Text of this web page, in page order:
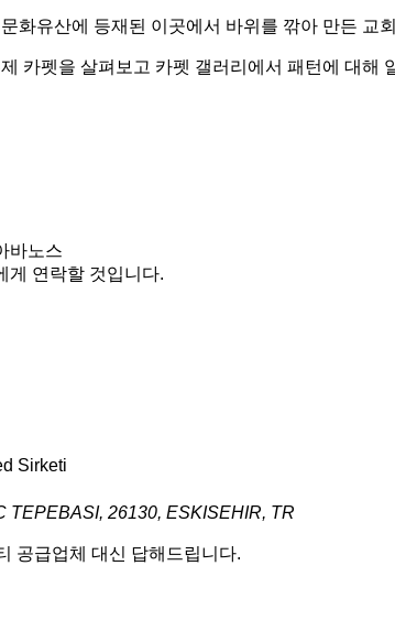
화유산에 등재된 이곳에서 바위를 깎아 만든 교
카펫을 살펴보고 카펫 갤러리에서 패턴에 대해
바노스
게 연락할 것입니다.
Sirketi
TEPEBASI, 26130, ESKISEHIR, TR
공급업체 대신 답해드립니다.